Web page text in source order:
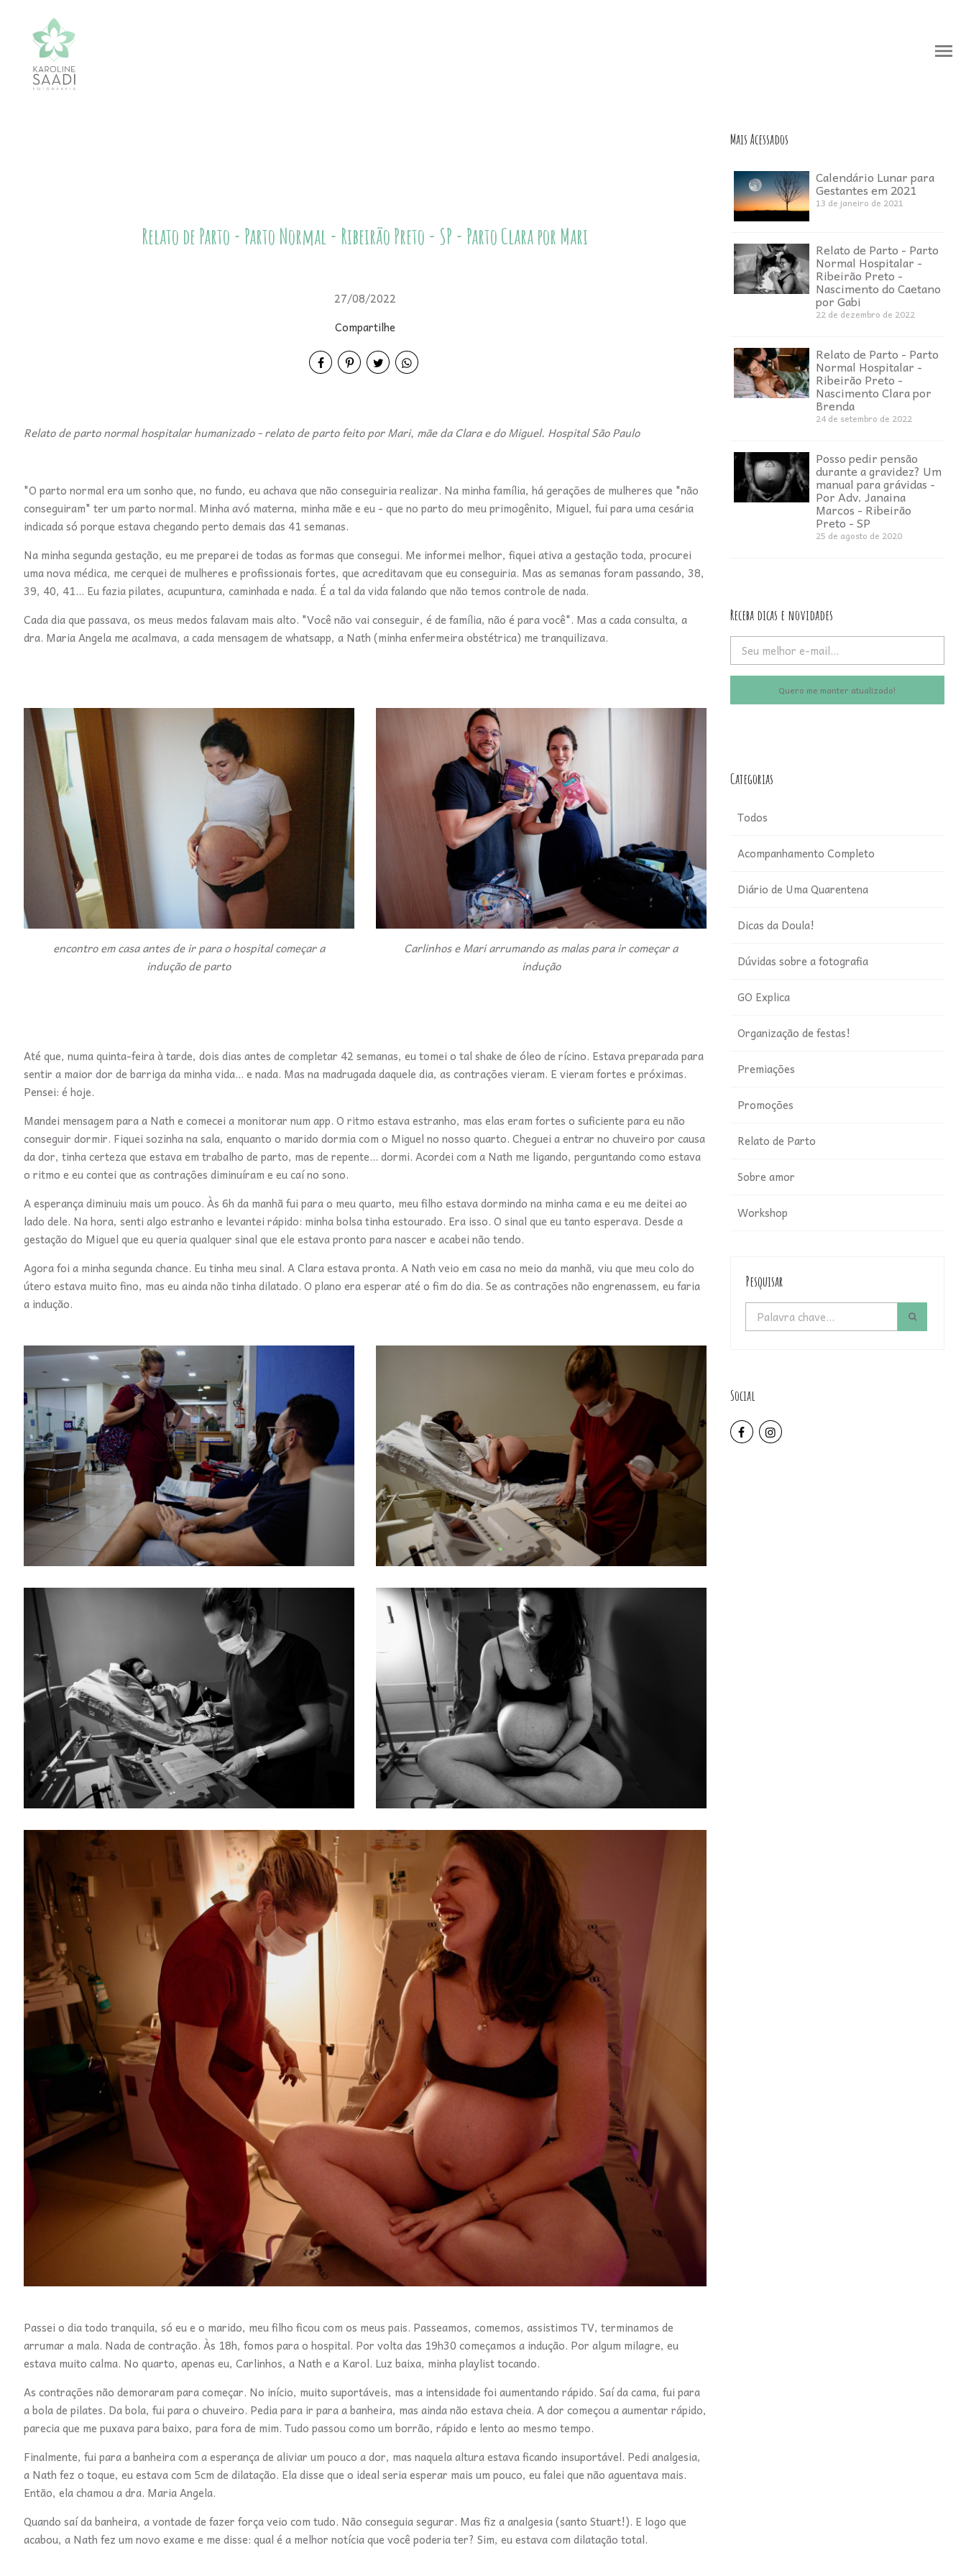
menu
Relato de Parto - Parto Normal - Ribeirão Preto - SP - Parto Clara por Mari
27/08/2022
Compartilhe
Relato de parto normal hospitalar humanizado - relato de parto feito por Mari, mãe da Clara e do Miguel. Hospital São Paulo
"O parto normal era um sonho que, no fundo, eu achava que não conseguiria realizar. Na minha família, há gerações de mulheres que "não
conseguiram" ter um parto normal. Minha avó materna, minha mãe e eu - que no parto do meu primogênito, Miguel, fui para uma cesária
indicada só porque estava chegando perto demais das 41 semanas.
Na minha segunda gestação, eu me preparei de todas as formas que consegui. Me informei melhor, fiquei ativa a gestação toda, procurei
uma nova médica, me cerquei de mulheres e profissionais fortes, que acreditavam que eu conseguiria. Mas as semanas foram passando, 38,
39, 40, 41... Eu fazia pilates, acupuntura, caminhada e nada. É a tal da vida falando que não temos controle de nada.
Cada dia que passava, os meus medos falavam mais alto. "Você não vai conseguir, é de família, não é para você". Mas a cada consulta, a
dra. Maria Angela me acalmava, a cada mensagem de whatsapp, a Nath (minha enfermeira obstétrica) me tranquilizava.
encontro em casa antes de ir para o hospital começar a
indução de parto
Carlinhos e Mari arrumando as malas para ir começar a
indução
Até que, numa quinta-feira à tarde, dois dias antes de completar 42 semanas, eu tomei o tal shake de óleo de rícino. Estava preparada para
sentir a maior dor de barriga da minha vida... e nada. Mas na madrugada daquele dia, as contrações vieram. E vieram fortes e próximas.
Pensei: é hoje.
Mandei mensagem para a Nath e comecei a monitorar num app. O ritmo estava estranho, mas elas eram fortes o suficiente para eu não
conseguir dormir. Fiquei sozinha na sala, enquanto o marido dormia com o Miguel no nosso quarto. Cheguei a entrar no chuveiro por causa
da dor, tinha certeza que estava em trabalho de parto, mas de repente... dormi. Acordei com a Nath me ligando, perguntando como estava
o ritmo e eu contei que as contrações diminuíram e eu caí no sono.
A esperança diminuiu mais um pouco. Às 6h da manhã fui para o meu quarto, meu filho estava dormindo na minha cama e eu me deitei ao
lado dele. Na hora, senti algo estranho e levantei rápido: minha bolsa tinha estourado. Era isso. O sinal que eu tanto esperava. Desde a
gestação do Miguel que eu queria qualquer sinal que ele estava pronto para nascer e acabei não tendo.
Agora foi a minha segunda chance. Eu tinha meu sinal. A Clara estava pronta. A Nath veio em casa no meio da manhã, viu que meu colo do
útero estava muito fino, mas eu ainda não tinha dilatado. O plano era esperar até o fim do dia. Se as contrações não engrenassem, eu faria
a indução.
Passei o dia todo tranquila, só eu e o marido, meu filho ficou com os meus pais. Passeamos, comemos, assistimos TV, terminamos de
arrumar a mala. Nada de contração. Às 18h, fomos para o hospital. Por volta das 19h30 começamos a indução. Por algum milagre, eu
estava muito calma. No quarto, apenas eu, Carlinhos, a Nath e a Karol. Luz baixa, minha playlist tocando.
As contrações não demoraram para começar. No início, muito suportáveis, mas a intensidade foi aumentando rápido. Saí da cama, fui para
a bola de pilates. Da bola, fui para o chuveiro. Pedia para ir para a banheira, mas ainda não estava cheia. A dor começou a aumentar rápido,
parecia que me puxava para baixo, para fora de mim. Tudo passou como um borrão, rápido e lento ao mesmo tempo.
Finalmente, fui para a banheira com a esperança de aliviar um pouco a dor, mas naquela altura estava ficando insuportável. Pedi analgesia,
a Nath fez o toque, eu estava com 5cm de dilatação. Ela disse que o ideal seria esperar mais um pouco, eu falei que não aguentava mais.
Então, ela chamou a dra. Maria Angela.
Quando saí da banheira, a vontade de fazer força veio com tudo. Não conseguia segurar. Mas fiz a analgesia (santo Stuart!). E logo que
acabou, a Nath fez um novo exame e me disse: qual é a melhor notícia que você poderia ter? Sim, eu estava com dilatação total.
Mais Acessados
Calendário Lunar para
Gestantes em 2021
13 de janeiro de 2021
Relato de Parto - Parto
Normal Hospitalar -
Ribeirão Preto -
Nascimento do Caetano
por Gabi
22 de dezembro de 2022
Relato de Parto - Parto
Normal Hospitalar -
Ribeirão Preto -
Nascimento Clara por
Brenda
24 de setembro de 2022
Posso pedir pensão
durante a gravidez? Um
manual para grávidas -
Por Adv. Janaina
Marcos - Ribeirão
Preto - SP
25 de agosto de 2020
Receba dicas e novidades
Quero me manter atualizado!
Categorias
Todos
Acompanhamento Completo
Diário de Uma Quarentena
Dicas da Doula!
Dúvidas sobre a fotografia
GO Explica
Organização de festas!
Premiações
Promoções
Relato de Parto
Sobre amor
Workshop
Pesquisar
Social